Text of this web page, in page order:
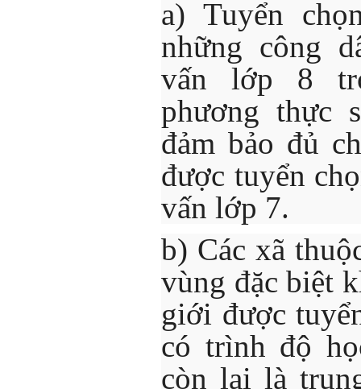
a) Tuyển
những công
vấn lớp 8
phương thực
đảm bảo đủ
được tuyển
vấn lớp 7.
b) Các xã
vùng đặc biệt
giới được
có trình độ
còn lại là